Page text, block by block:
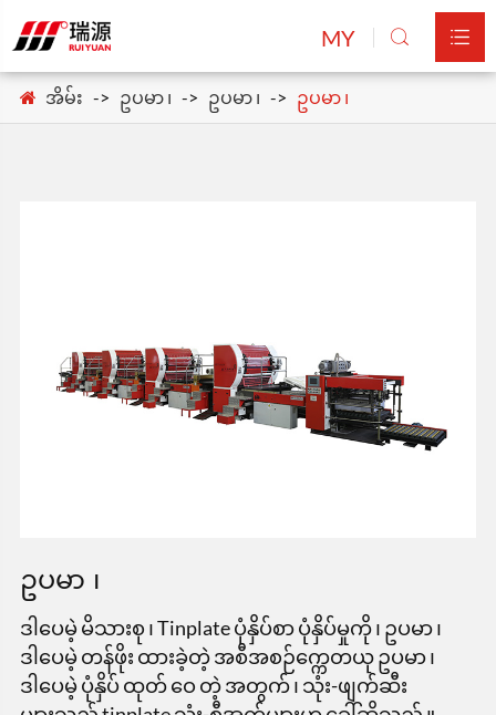
MY  
အိမ်း ဥပမာ ၊ ဥပမာ ၊ ဥပမာ ၊
ဥပမာ ၊
ဒါပေမဲ့ မိသားစု ၊ Tinplate ပုံနှိပ်စာ ပုံနှိပ်မှုကို ၊ ဥပမာ ၊
ဒါပေမဲ့ တန်ဖိုး ထားခဲ့တဲ့ အစီအစဉ်က္ကေတယု ဥပမာ ၊
ဒါပေမဲ့ ပုံနှိပ် ထုတ် ဝေ တဲ့ အတွက် ၊ သုံး-ဖျက်ဆီး